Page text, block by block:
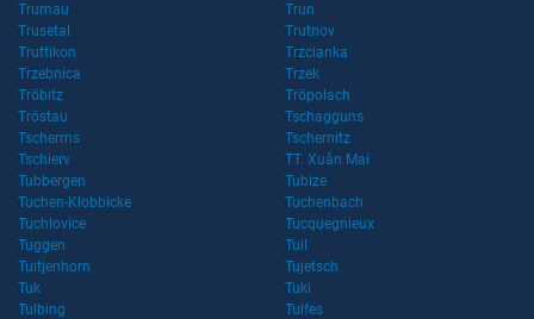
Trumau
Trun
Trusetal
Trutnov
Truttikon
Trzcianka
Trzebnica
Trzek
Tröbitz
Tröpolach
Tröstau
Tschagguns
Tscherms
Tschernitz
Tschierv
TT. Xuân Mai
Tubbergen
Tubize
Tuchen-Klobbicke
Tuchenbach
Tuchlovice
Tucquegnieux
Tuggen
Tuil
Tuitjenhorn
Tujetsch
Tuk
Tuki
Tulbing
Tulfes